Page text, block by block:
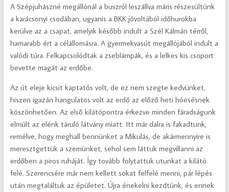
A Szépjuhászné megállónál a buszról leszállva máris részesültünk
a karácsonyi csodában, ugyanis a BKK jóvoltából időhurokba
kerülve az a csapat, amelyik később indult a Szél Kálmán térről,
hamarabb ért a célállomásra. A gyermekvasút megállójából indult a
valódi túra. Felkapcsolódtak a zseblámpák, és a lelkes kis csoport
bevette magát az erdőbe.
Az út eleje kicsit kaptatós volt, de ez nem szegte kedvünket,
hiszen igazán hangulatos volt az erdő az előző heti hóesésnek
köszönhetően. Az első kilátópontra érkezve minden fáradságunk
elmúlt az elénk táruló látvány miatt. Itt már dalra is fakadtunk,
remélve, hogy meghall bennünket a Mikulás, de akármennyire is
meresztgettük a szemünket, sehol sem láttuk megvillanni az
erdőben a piros ruháját. Így tovább folytattuk utunkat a kilátó
felé. Szerencsére már nem kellett sokat felfelé menni, pár lépés
után megtaláltuk az épületet. Újra énekelni kezdtünk, és ennek